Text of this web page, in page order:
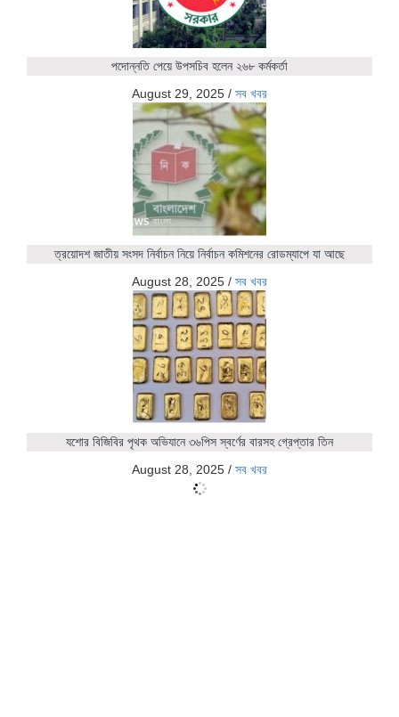
পদোন্নতি পেয়ে উপসচিব হলেন ২৬৮ কর্মকর্তা
August 29, 2025 / সব খবর
ত্রয়োদশ জাতীয় সংসদ নির্বাচন নিয়ে নির্বাচন কমিশনের রোডম্যাপে যা আছে
August 28, 2025 / সব খবর
যশোর বিজিবির পৃথক অভিযানে ৩৬পিস স্বর্ণের বারসহ গ্রেপ্তার তিন
August 28, 2025 / সব খবর